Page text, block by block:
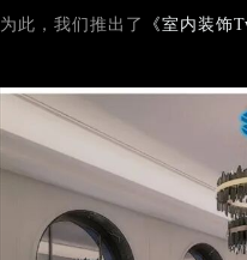
为此，我们推出了 《室内装饰